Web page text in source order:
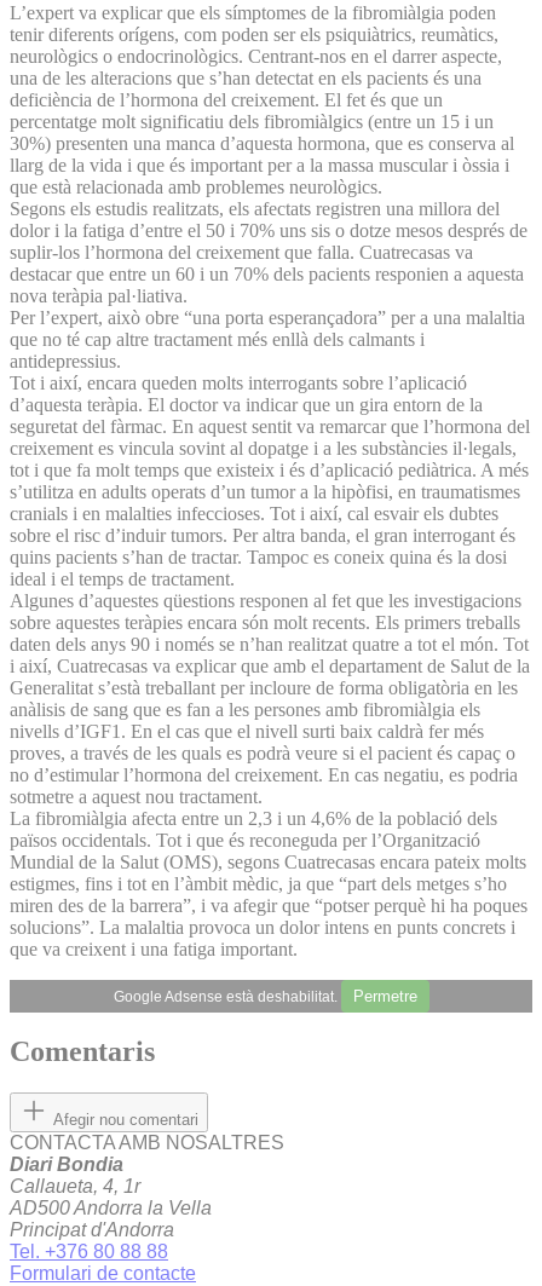
L’expert va explicar que els símptomes de la fibromiàlgia poden
tenir diferents orígens, com poden ser els psiquiàtrics, reumàtics,
neurològics o endocrinològics. Centrant-nos en el darrer aspecte,
una de les alteracions que s’han detectat en els pacients és una
deficiència de l’hormona del creixement. El fet és que un
percentatge molt significatiu dels fibromiàlgics (entre un 15 i un
30%) presenten una manca d’aquesta hormona, que es conserva al
llarg de la vida i que és important per a la massa muscular i òssia i
que està relacionada amb problemes neurològics.
Segons els estudis realitzats, els afectats registren una millora del
dolor i la fatiga d’entre el 50 i 70% uns sis o dotze mesos després de
suplir-los l’hormona del creixement que falla. Cuatrecasas va
destacar que entre un 60 i un 70% dels pacients responien a aquesta
nova teràpia pal·liativa.
Per l’expert, això obre “una porta esperançadora” per a una malaltia
que no té cap altre tractament més enllà dels calmants i
antidepressius.
Tot i així, encara queden molts interrogants sobre l’aplicació
d’aquesta teràpia. El doctor va indicar que un gira entorn de la
seguretat del fàrmac. En aquest sentit va remarcar que l’hormona del
creixement es vincula sovint al dopatge i a les substàncies il·legals,
tot i que fa molt temps que existeix i és d’aplicació pediàtrica. A més
s’utilitza en adults operats d’un tumor a la hipòfisi, en traumatismes
cranials i en malalties infeccioses. Tot i així, cal esvair els dubtes
sobre el risc d’induir tumors. Per altra banda, el gran interrogant és
quins pacients s’han de tractar. Tampoc es coneix quina és la dosi
ideal i el temps de tractament.
Algunes d’aquestes qüestions responen al fet que les investigacions
sobre aquestes teràpies encara són molt recents. Els primers treballs
daten dels anys 90 i només se n’han realitzat quatre a tot el món. Tot
i així, Cuatrecasas va explicar que amb el departament de Salut de la
Generalitat s’està treballant per incloure de forma obligatòria en les
anàlisis de sang que es fan a les persones amb fibromiàlgia els
nivells d’IGF1. En el cas que el nivell surti baix caldrà fer més
proves, a través de les quals es podrà veure si el pacient és capaç o
no d’estimular l’hormona del creixement. En cas negatiu, es podria
sotmetre a aquest nou tractament.
La fibromiàlgia afecta entre un 2,3 i un 4,6% de la població dels
països occidentals. Tot i que és reconeguda per l’Organització
Mundial de la Salut (OMS), segons Cuatrecasas encara pateix molts
estigmes, fins i tot en l’àmbit mèdic, ja que “part dels metges s’ho
miren des de la barrera”, i va afegir que “potser perquè hi ha poques
solucions”. La malaltia provoca un dolor intens en punts concrets i
que va creixent i una fatiga important.
Google Adsense està deshabilitat. Permetre
Comentaris
Afegir nou comentari
CONTACTA AMB NOSALTRES
Diari Bondia
Callaueta, 4, 1r
AD500 Andorra la Vella
Principat d'Andorra
Tel. +376 80 88 88
Formulari de contacte